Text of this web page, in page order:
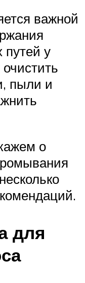
важной
путей у
пыли и
о
для